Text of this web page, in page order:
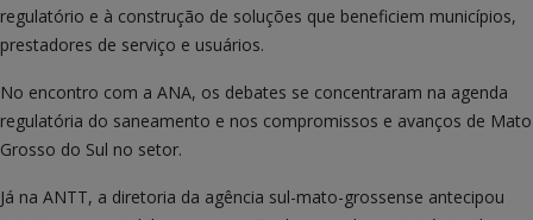
regulatório e à construção de soluções que beneficiem municípios,
prestadores de serviço e usuários.
No encontro com a ANA, os debates se concentraram na agenda
regulatória do saneamento e nos compromissos e avanços de Mato
Grosso do Sul no setor.
Já na ANTT, a diretoria da agência sul-mato-grossense antecipou